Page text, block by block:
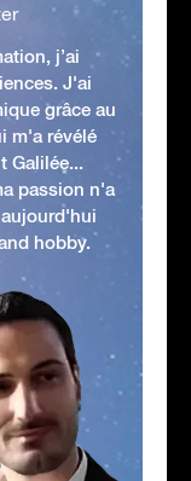
j’ai
J'ai
grâce au
m'a révélé
Galilée...
passion n'a
hobby.